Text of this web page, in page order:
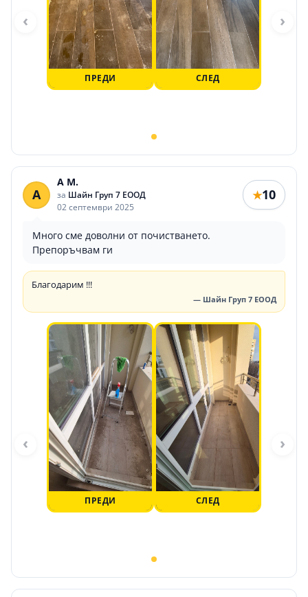
ПРЕДИ СЛЕД
‹ ›
A
A M.
за Шайн Груп 7 ЕООД
02 септември 2025
★10
Много сме доволни от почистването.
Препоръчвам ги
Благодарим !!!
— Шайн Груп 7 ЕООД
ПРЕДИ СЛЕД
‹ ›